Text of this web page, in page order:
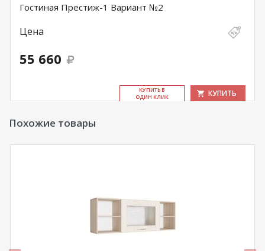
Гостиная Престиж-1 Вариант №2
Цена
55 660
КУ­ПИТЬ В
ОДИН КЛИК
КУПИТЬ
Похожие товары